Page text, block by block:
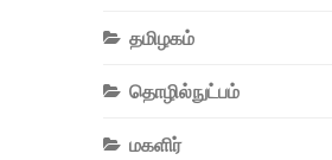
தமிழகம்
தொழில்நுட்பம்
மகளிர்